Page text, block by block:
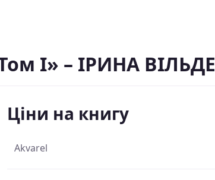
І» – ІРИНА ВІЛЬДЕ
Ціни на книгу
Akvarel